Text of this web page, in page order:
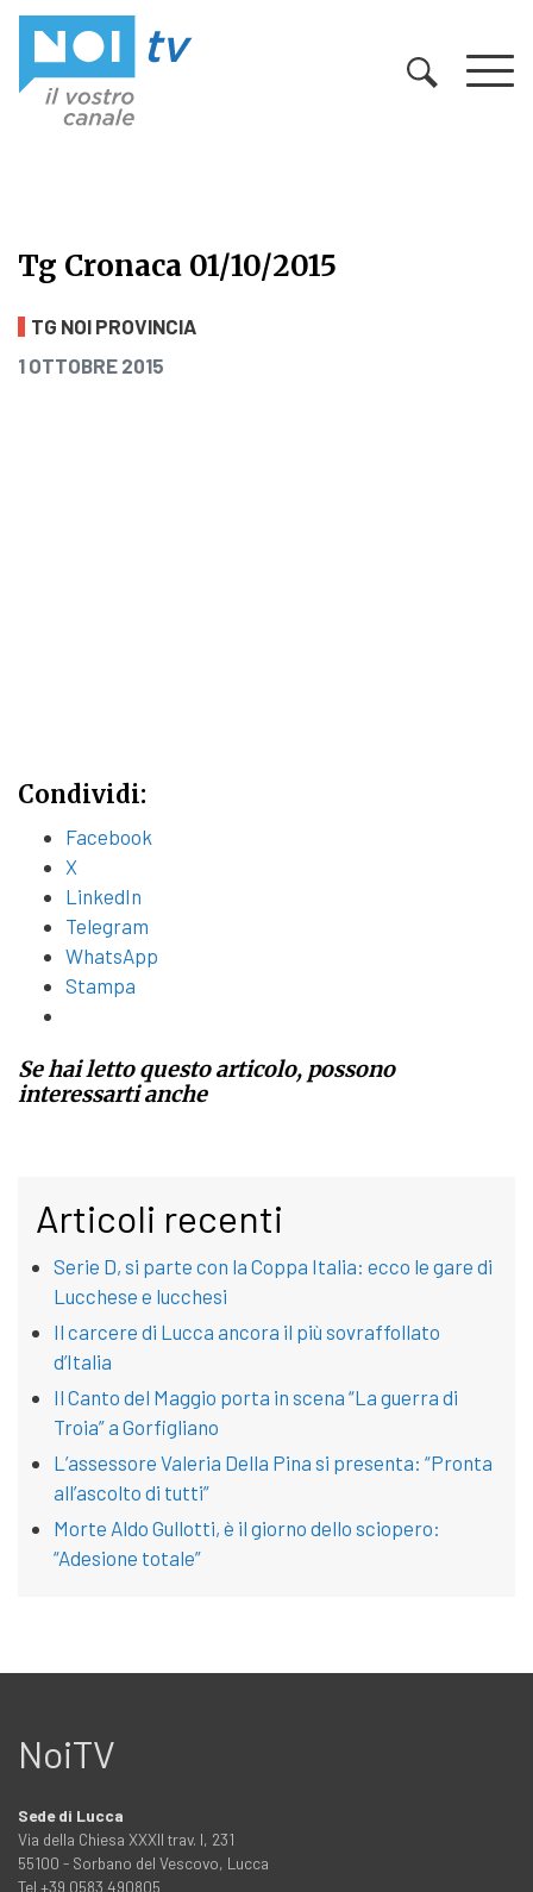
Tg Cronaca 01/10/2015
Tg Cronaca 01/10/2015
TG NOI PROVINCIA
PUBBLICATO IL
1 OTTOBRE 2015
Condividi:
Facebook
X
LinkedIn
Telegram
WhatsApp
Stampa
Se hai letto questo articolo, possono
interessarti anche
Articoli recenti
Serie D, si parte con la Coppa Italia: ecco le gare di
Lucchese e lucchesi
Il carcere di Lucca ancora il più sovraffollato
d’Italia
Il Canto del Maggio porta in scena “La guerra di
Troia” a Gorfigliano
L’assessore Valeria Della Pina si presenta: “Pronta
all’ascolto di tutti”
Morte Aldo Gullotti, è il giorno dello sciopero:
“Adesione totale”
NoiTV
Sede di Lucca
Via della Chiesa XXXII trav. I, 231
55100 - Sorbano del Vescovo, Lucca
Tel +39 0583 490805